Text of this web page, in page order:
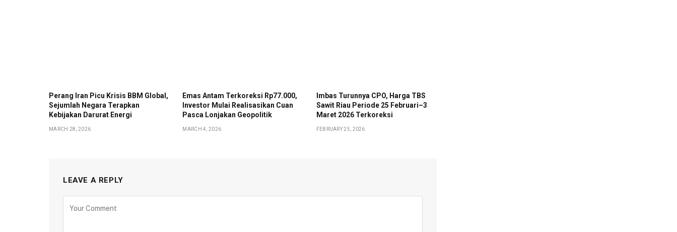
Perang Iran Picu Krisis BBM Global,
Sejumlah Negara Terapkan
Kebijakan Darurat Energi
MARCH 28, 2026
Emas Antam Terkoreksi Rp77.000,
Investor Mulai Realisasikan Cuan
Pasca Lonjakan Geopolitik
MARCH 4, 2026
Imbas Turunnya CPO, Harga TBS
Sawit Riau Periode 25 Februari–3
Maret 2026 Terkoreksi
FEBRUARY 25, 2026
LEAVE A REPLY